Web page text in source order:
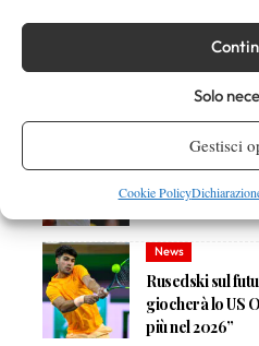
Solo
Gestisci
Cookie Policy
News
Masters 1000
Quinn, Sonego
Tennis in TV
Masters 1000
dove vedere il
News
Rusedski sul
giocherà lo US
più nel 2026”